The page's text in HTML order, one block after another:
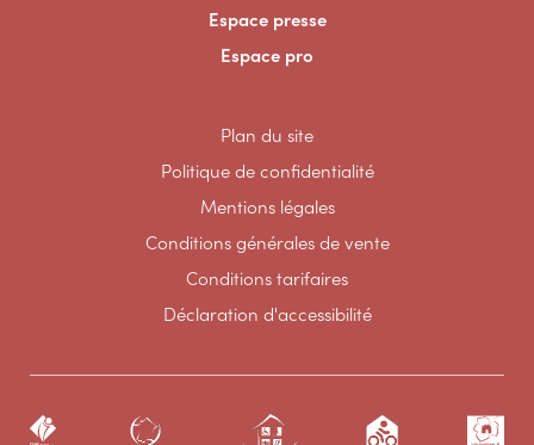
Espace presse
Espace pro
Plan du site
Politique de confidentialité
Mentions légales
Conditions générales de vente
Conditions tarifaires
Déclaration d'accessibilité